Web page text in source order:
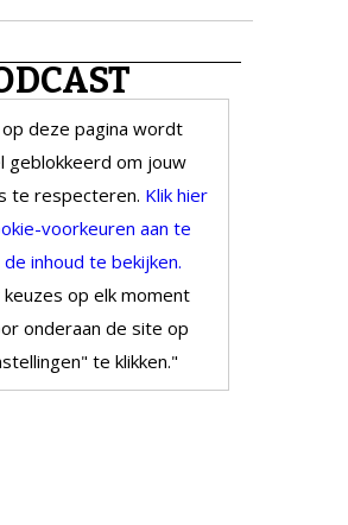
op deze pagina wordt
geblokkeerd om jouw
te respecteren. Klik hier
voorkeuren aan te
inhoud te bekijken.
keuzes op elk moment
onderaan de site op
te klikken."